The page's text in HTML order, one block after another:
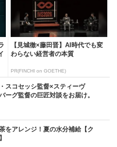
【見城徹×藤田晋】AI時代でも変
わらない経営者の本質
PR(FINCHI on GOETHE)
スコセッシ監督×スティーヴ
ーグ監督の巨匠対談をお届け。
をアレンジ！夏の水分補給【ク